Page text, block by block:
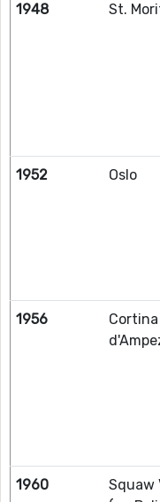
1948 St.
1952 Oslo
1956
Cortina
1960
Squaw